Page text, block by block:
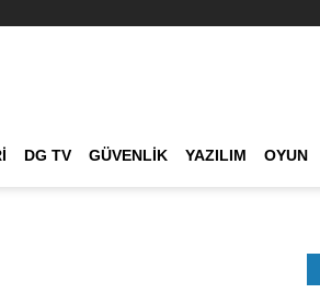
DG TV GÜVENLIK YAZILIM OYUN